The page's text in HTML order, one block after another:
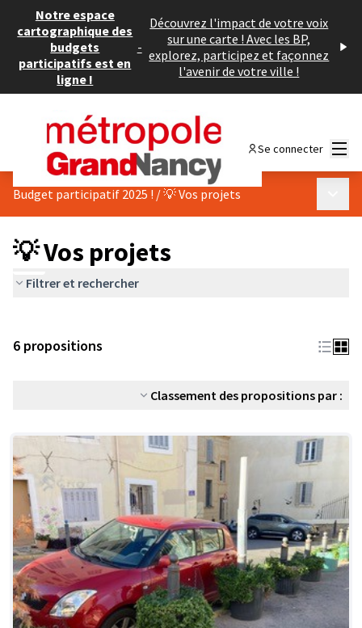
Notre espace
cartographique des
budgets
participatifs est en
ligne !
-
Découvrez l'impact de votre voix
sur une carte ! Avec les BP,
explorez, participez et façonnez
l'avenir de votre ville !
Se connecter
Budget participatif 2025 ! /💡 Vos projets
💡 Vos projets
Filtrer et rechercher
6 propositions
Classement des propositions par :